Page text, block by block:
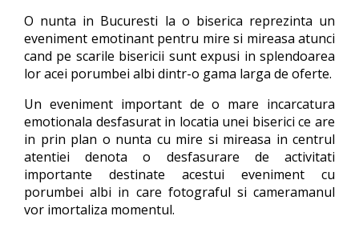
O nunta in Bucuresti la o biserica reprezinta un
eveniment emotinant pentru mire si mireasa atunci
cand pe scarile bisericii sunt expusi in splendoarea
lor acei porumbei albi dintr-o gama larga de oferte.
Un eveniment important de o mare incarcatura
emotionala desfasurat in locatia unei biserici ce are
in prin plan o nunta cu mire si mireasa in centrul
atentiei denota o desfasurare de activitati
importante destinate acestui eveniment cu
porumbei albi in care fotograful si cameramanul
vor imortaliza momentul.